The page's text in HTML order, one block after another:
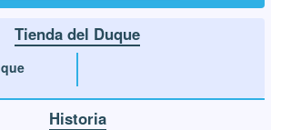
Tienda del Duque
Historia